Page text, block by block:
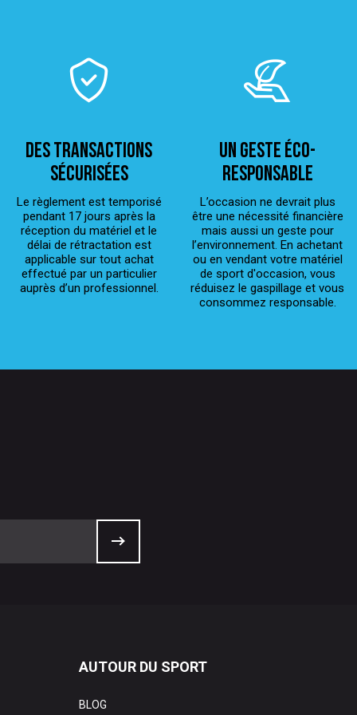
Des transactions
sécurisées
Le règlement est temporisé
pendant 17 jours après la
réception du matériel et le
délai de rétractation est
applicable sur tout achat
effectué par un particulier
auprès d’un professionnel.
Un geste éco-
responsable
L’occasion ne devrait plus
être une nécessité financière
mais aussi un geste pour
l’environnement. En achetant
ou en vendant votre matériel
de sport d'occasion, vous
réduisez le gaspillage et vous
consommez responsable.
AUTOUR DU SPORT
BLOG